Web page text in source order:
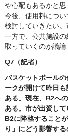
や心配もあるかと思
今後、使用料につ
検討していきたい。
一方で、公共施設
取っていくのか議論
Q7（記者）
バスケットボール
ークが開けて昨日
ある。現在、B2へ
ある。市が出資して
B2に降格すること
り」にどう影響する